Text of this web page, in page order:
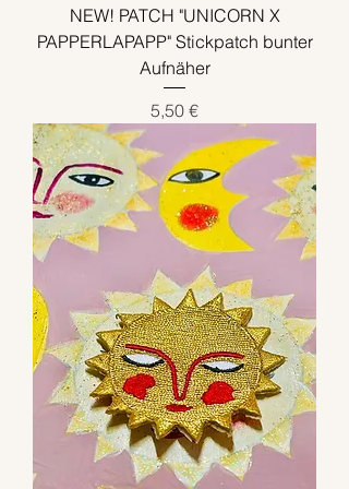
NEW! PATCH "UNICORN X
PAPPERLAPAPP" Stickpatch bunter
Aufnäher
Preis
5,50 €